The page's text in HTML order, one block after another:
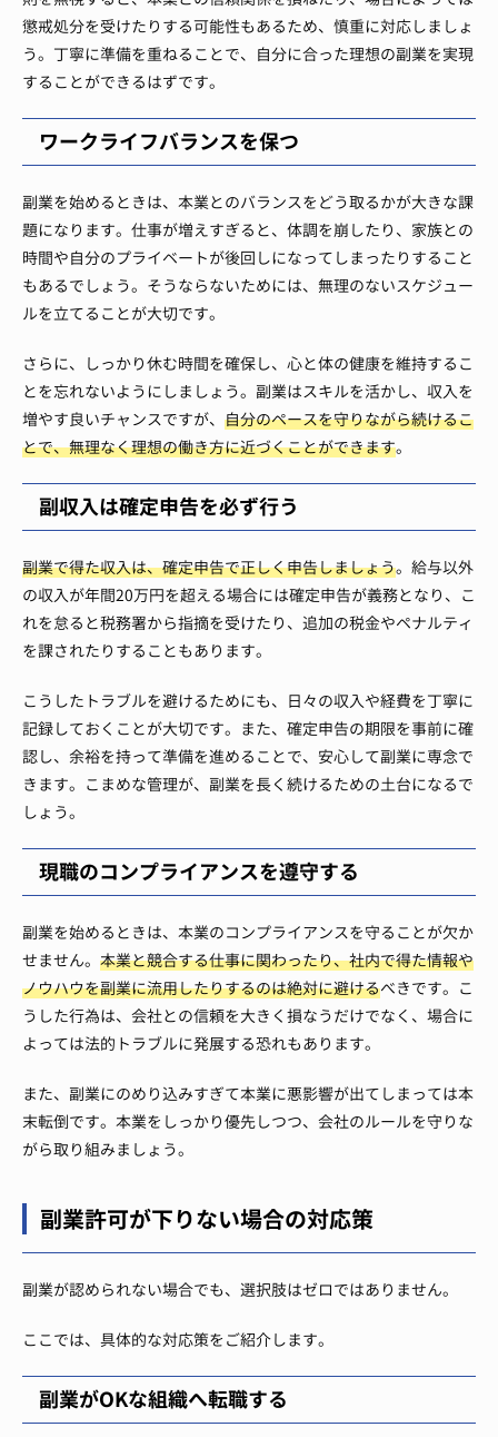
懲戒処分を受けたりする可能性もあるため、慎重に対応しましょ
う。丁寧に準備を重ねることで、自分に合った理想の副業を実現
することができるはずです。
ワークライフバランスを保つ
副業を始めるときは、本業とのバランスをどう取るかが大きな課
題になります。仕事が増えすぎると、体調を崩したり、家族との
時間や自分のプライベートが後回しになってしまったりすること
もあるでしょう。そうならないためには、無理のないスケジュー
ルを立てることが大切です。
さらに、しっかり休む時間を確保し、心と体の健康を維持するこ
とを忘れないようにしましょう。副業はスキルを活かし、収入を
増やす良いチャンスですが、 自分のペースを守りながら続けるこ
とで、無理なく理想の働き方に近づくことができます。
副収入は確定申告を必ず行う
副業で得た収入は、確定申告で正しく申告しましょう。給与以外
の収入が年間20万円を超える場合には確定申告が義務となり、こ
れを怠ると税務署から指摘を受けたり、追加の税金やペナルティ
を課されたりすることもあります。
こうしたトラブルを避けるためにも、日々の収入や経費を丁寧に
記録しておくことが大切です。また、確定申告の期限を事前に確
認し、余裕を持って準備を進めることで、安心して副業に専念で
きます。こまめな管理が、副業を長く続けるための土台になるで
しょう。
現職のコンプライアンスを遵守する
副業を始めるときは、本業のコンプライアンスを守ることが欠か
せません。 本業と競合する仕事に関わったり、社内で得た情報や
ノウハウを副業に流用したりするのは絶対に避けるべきです。こ
うした行為は、会社との信頼を大きく損なうだけでなく、場合に
よっては法的トラブルに発展する恐れもあります。
また、副業にのめり込みすぎて本業に悪影響が出てしまっては本
末転倒です。本業をしっかり優先しつつ、会社のルールを守りな
がら取り組みましょう。
副業許可が下りない場合の対応策
副業が認められない場合でも、選択肢はゼロではありません。
ここでは、具体的な対応策をご紹介します。
副業がOKな組織へ転職する